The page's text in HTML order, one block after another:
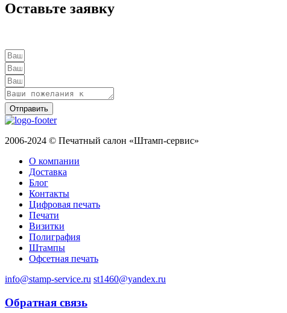
Оставьте заявку
Отправить
2006-2024 © Печатный салон «Штамп-сервис»
О компании
Доставка
Блог
Контакты
Цифровая печать
Печати
Визитки
Полиграфия
Штампы
Офсетная печать
info@stamp-service.ru st1460@yandex.ru
Обратная связь